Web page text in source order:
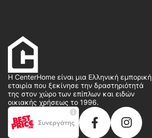
Η CenterHome είναι μια Ελληνική εμπορική
εταιρία που ξεκίνησε την δραστηριότητά
της στον χώρο των επίπλων και ειδών
οικιακής χρήσεως το 1996.